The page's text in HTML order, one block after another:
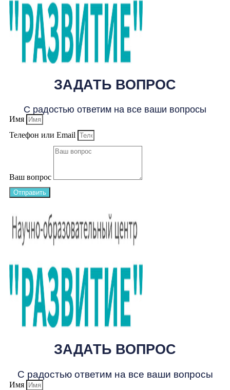
ЗАДАТЬ ВОПРОС
С радостью ответим на все ваши вопросы
Имя
Телефон или Email
Ваш вопрос
Отправить
ЗАДАТЬ ВОПРОС
С радостью ответим на все ваши вопросы
Имя